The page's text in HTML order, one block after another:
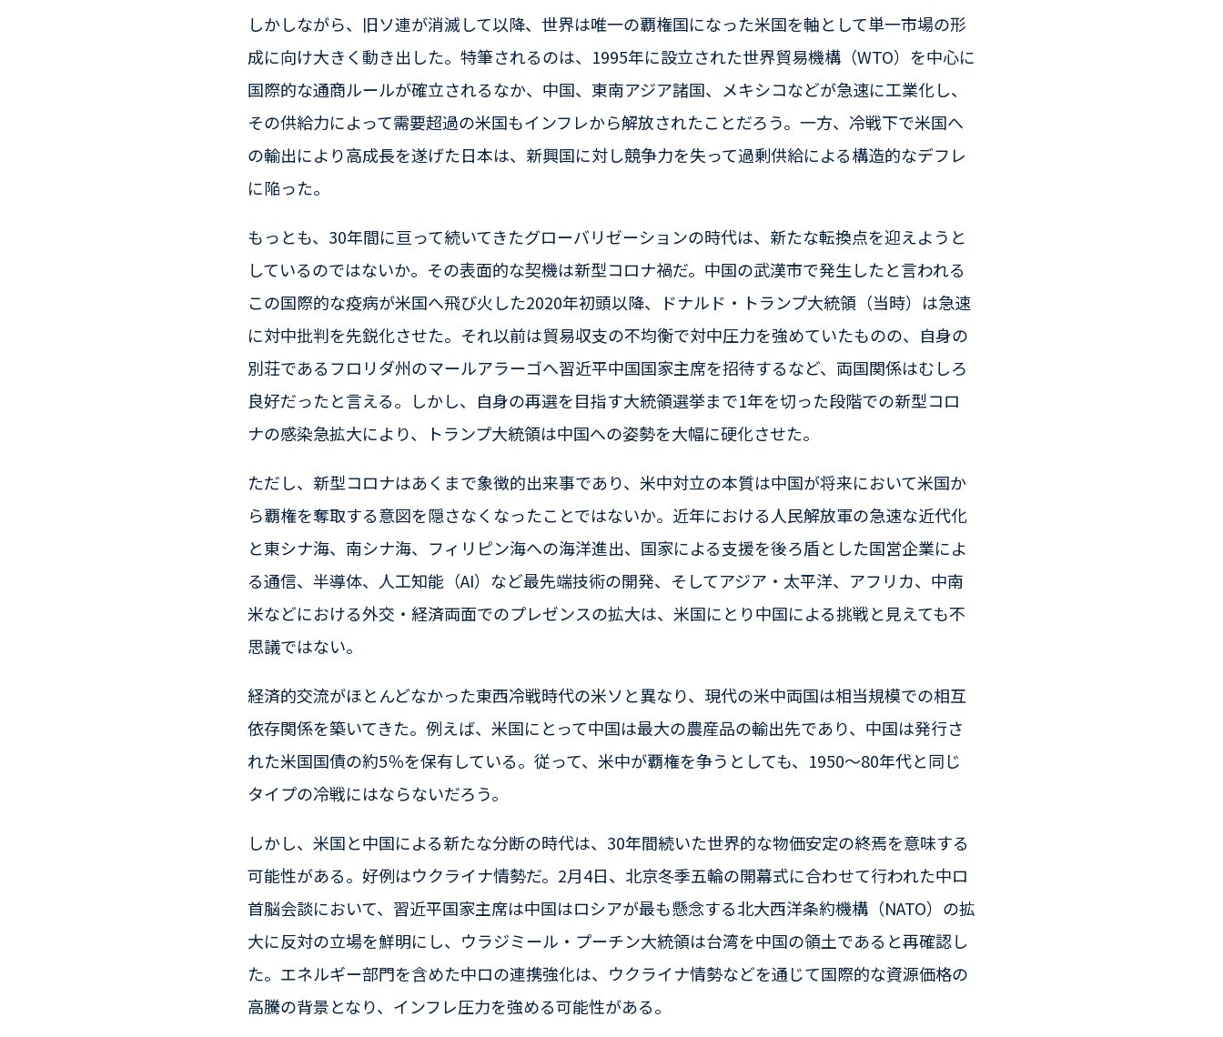
しかしながら、旧ソ連が消滅して以降、世界は唯一の覇権国になった米国を軸として単一市場の形
成に向け大きく動き出した。特筆されるのは、1995年に設立された世界貿易機構（WTO）を中心に
国際的な通商ルールが確立されるなか、中国、東南アジア諸国、メキシコなどが急速に工業化し、
その供給力によって需要超過の米国もインフレから解放されたことだろう。一方、冷戦下で米国へ
の輸出により高成長を遂げた日本は、新興国に対し競争力を失って過剰供給による構造的なデフレ
に陥った。
もっとも、30年間に亘って続いてきたグローバリゼーションの時代は、新たな転換点を迎えようと
しているのではないか。その表面的な契機は新型コロナ禍だ。中国の武漢市で発生したと言われる
この国際的な疫病が米国へ飛び火した2020年初頭以降、ドナルド・トランプ大統領（当時）は急速
に対中批判を先鋭化させた。それ以前は貿易収支の不均衡で対中圧力を強めていたものの、自身の
別荘であるフロリダ州のマールアラーゴへ習近平中国国家主席を招待するなど、両国関係はむしろ
良好だったと言える。しかし、自身の再選を目指す大統領選挙まで1年を切った段階での新型コロ
ナの感染急拡大により、トランプ大統領は中国への姿勢を大幅に硬化させた。
ただし、新型コロナはあくまで象徴的出来事であり、米中対立の本質は中国が将来において米国か
ら覇権を奪取する意図を隠さなくなったことではないか。近年における人民解放軍の急速な近代化
と東シナ海、南シナ海、フィリピン海への海洋進出、国家による支援を後ろ盾とした国営企業によ
る通信、半導体、人工知能（AI）など最先端技術の開発、そしてアジア・太平洋、アフリカ、中南
米などにおける外交・経済両面でのプレゼンスの拡大は、米国にとり中国による挑戦と見えても不
思議ではない。
経済的交流がほとんどなかった東西冷戦時代の米ソと異なり、現代の米中両国は相当規模での相互
依存関係を築いてきた。例えば、米国にとって中国は最大の農産品の輸出先であり、中国は発行さ
れた米国国債の約5％を保有している。従って、米中が覇権を争うとしても、1950〜80年代と同じ
タイプの冷戦にはならないだろう。
しかし、米国と中国による新たな分断の時代は、30年間続いた世界的な物価安定の終焉を意味する
可能性がある。好例はウクライナ情勢だ。2月4日、北京冬季五輪の開幕式に合わせて行われた中ロ
首脳会談において、習近平国家主席は中国はロシアが最も懸念する北大西洋条約機構（NATO）の拡
大に反対の立場を鮮明にし、ウラジミール・プーチン大統領は台湾を中国の領土であると再確認し
た。エネルギー部門を含めた中ロの連携強化は、ウクライナ情勢などを通じて国際的な資源価格の
高騰の背景となり、インフレ圧力を強める可能性がある。